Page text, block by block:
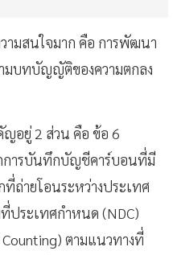
ามสนใจมาก คือ การพัฒนา
มบทบัญญัติของความตกลง
อยู่ 2 ส่วน คือ ข้อ 6
การบันทึกบัญชีคาร์บอนที่มี
ถ่ายโอนระหว่างประเทศ
ประเทศกำหนด (NDC)
ตามแนวทางที่